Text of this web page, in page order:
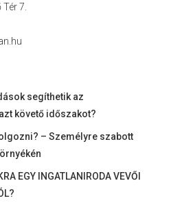
7.
segíthetik az
követő időszakot?
– Személyre szabott
EGY INGATLANIRODA VEVŐI